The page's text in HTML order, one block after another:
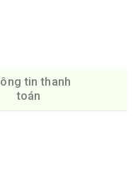
tin thanh
toán